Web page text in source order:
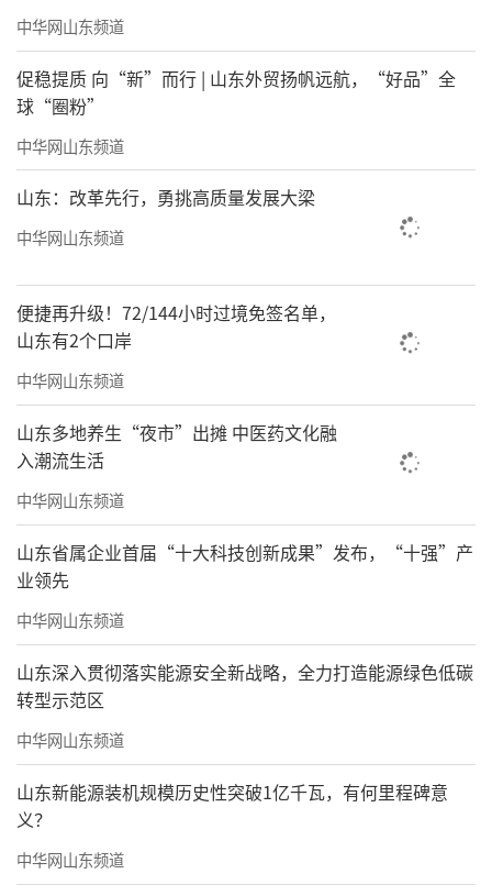
中华网山东频道
促稳提质 向“新”而行 | 山东外贸扬帆远航，“好品”全
球“圈粉”
中华网山东频道
山东：改革先行，勇挑高质量发展大梁
中华网山东频道
便捷再升级！72/144小时过境免签名单，
山东有2个口岸
中华网山东频道
山东多地养生“夜市”出摊 中医药文化融
入潮流生活
中华网山东频道
山东省属企业首届“十大科技创新成果”发布，“十强”产
业领先
中华网山东频道
山东深入贯彻落实能源安全新战略，全力打造能源绿色低碳
转型示范区
中华网山东频道
山东新能源装机规模历史性突破1亿千瓦，有何里程碑意
义？
中华网山东频道